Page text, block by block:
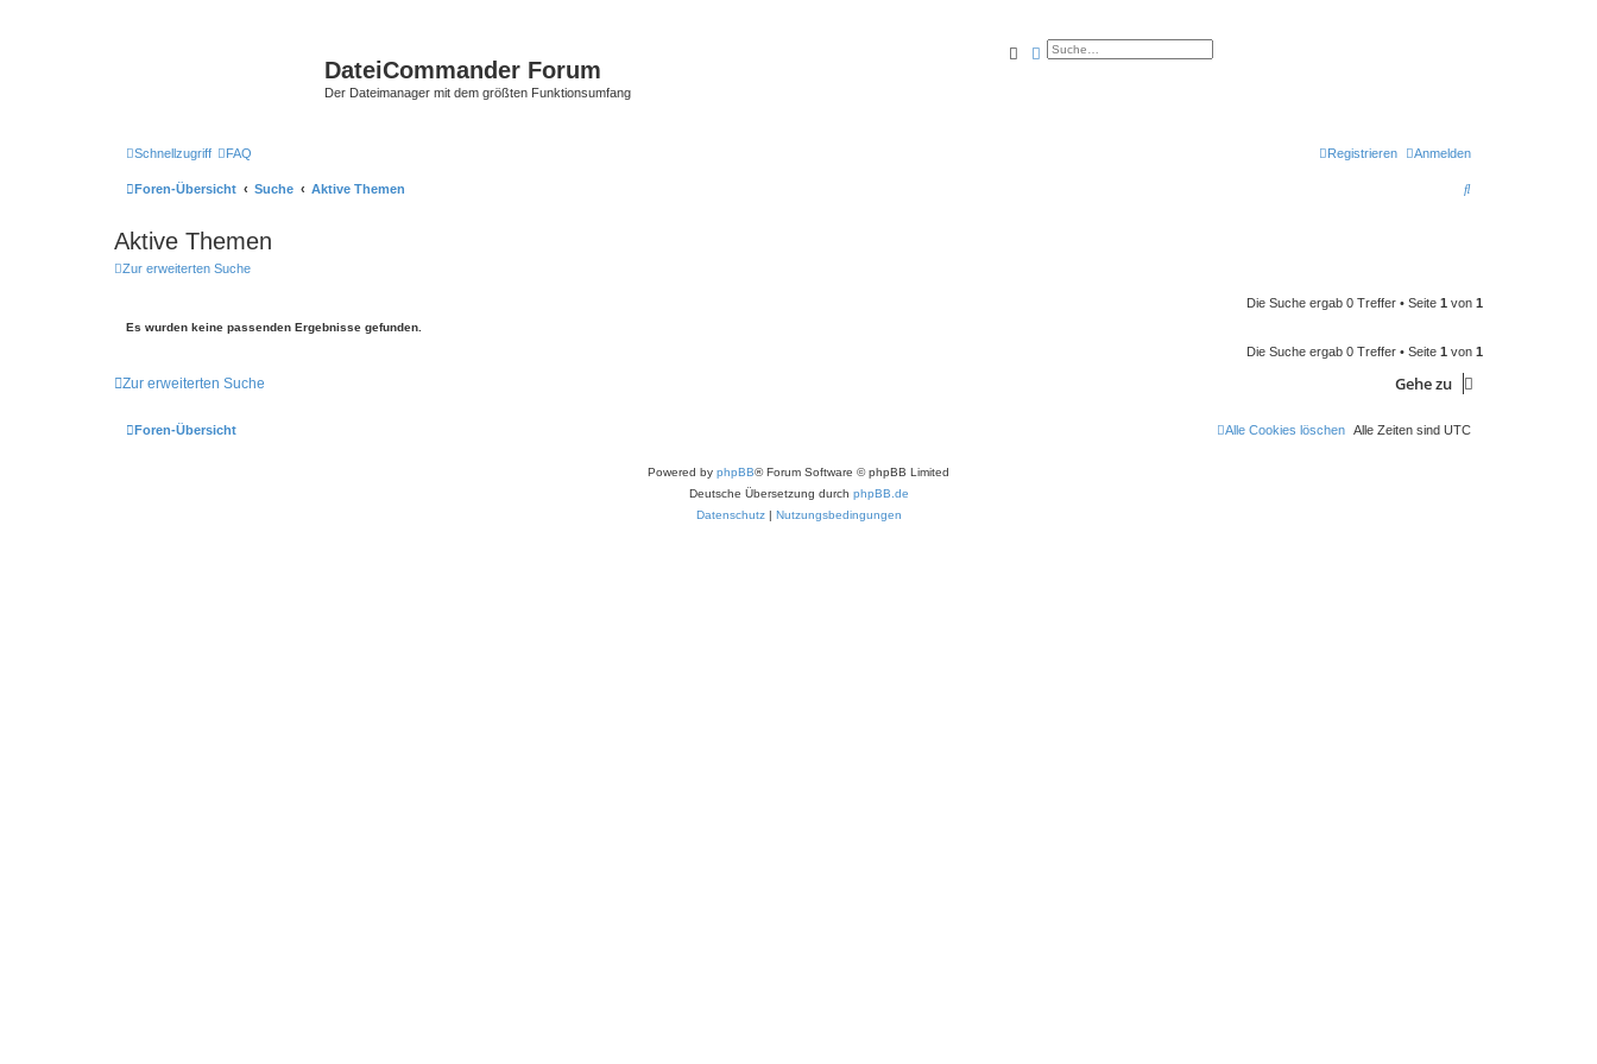
DateiCommander Forum
Der Dateimanager mit dem größten Funktionsumfang
SucheErweiterte Suche
Schnellzugriff FAQ Anmelden
Registrieren
Foren-Übersicht Suche Aktive Themen
S
e
Aktive Themen
Zur erweiterten Suche
Die Suche ergab 0 Treffer • Seite 1 von 1
Es wurden keine passenden Ergebnisse gefunden.
Die Suche ergab 0 Treffer • Seite 1 von 1
Zur erweiterten Suche Gehe zu
Foren-Übersicht Alle Zeiten sind UTC
Alle Cookies löschen
Powered by phpBB® Forum Software © phpBB Limited
Deutsche Übersetzung durch phpBB.de
Datenschutz| Nutzungsbedingungen